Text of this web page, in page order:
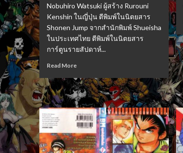
Nobuhiro Watsuki ผู้สร้าง Rurouni
Kenshin ในญี่ปุ่น ตีพิมพ์ในนิตยสาร
Shonen Jump จากสำนักพิมพ์ Shueisha
ในประเทศไทย ตีพิมพ์ในนิตยสาร
การ์ตูนรายสัปดาห์...
Read More